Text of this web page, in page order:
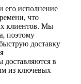
его исполнение
что
клиентов. Мы
поэтому
доставку
доставляются в
из ключевых